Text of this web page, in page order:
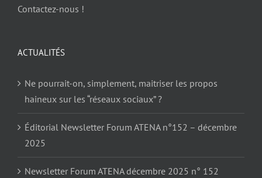
Contactez-nous !
ACTUALITÉS
Ne pourrait-on, simplement, maitriser les propos
haineux sur les “réseaux sociaux” ?
Éditorial Newsletter Forum ATENA n°152 – décembre
2025
Newsletter Forum ATENA décembre 2025 n° 152